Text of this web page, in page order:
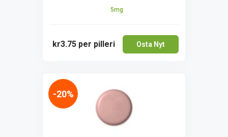
5mg
kr3.75 per pilleri Osta Nyt
-20%